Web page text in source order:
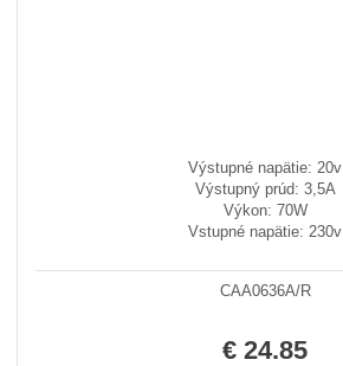
Výstupné napätie: 20v
Výstupný prúd: 3,5A
Výkon: 70W
Vstupné napätie: 230v
CAA0636A/R
€ 24.85